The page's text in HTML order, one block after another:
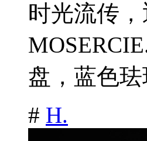
时光流传
盘，蓝色
# H.